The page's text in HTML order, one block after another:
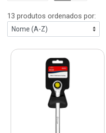
13 produtos ordenados por: